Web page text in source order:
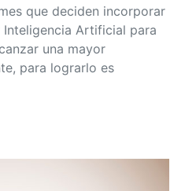
que deciden incorporar
Artificial para
una mayor
para lograrlo es